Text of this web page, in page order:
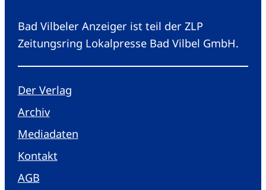
Bad Vilbeler Anzeiger ist teil der ZLP
Zeitungsring Lokalpresse Bad Vilbel GmbH.
Der Verlag
Archiv
Mediadaten
Kontakt
AGB